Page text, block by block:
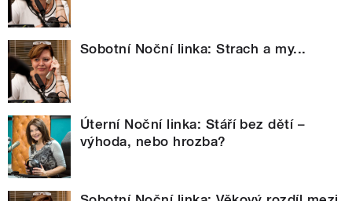
Sobotní Noční linka: Strach a my...
Úterní Noční linka: Stáří bez dětí –
výhoda, nebo hrozba?